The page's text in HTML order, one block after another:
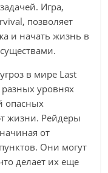
Игра,
позволяет
и начать жизнь в
в мире Last
уровнях
опасных
жизни. Рейдеры
от
Они могут
делает их еще